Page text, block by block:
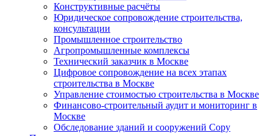
Конструктивные расчёты
Юридическое сопровождение строительства,
консультации
Промышленное строительство
Агропромышленные комплексы
Технический заказчик в Москве
Цифровое сопровождение на всех этапах
строительства в Москве
Управление стоимостью строительства в Москве
Финансово-строительный аудит и мониторинг в
Москве
Обследование зданий и сооружений Copy